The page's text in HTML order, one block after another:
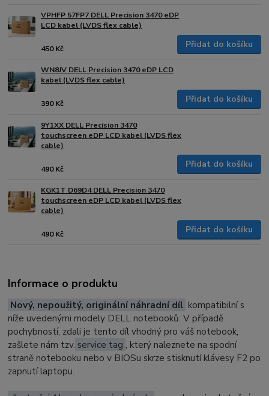
VPHFP 57FP7 DELL Precision 3470 eDP
LCD kabel (LVDS flex cable)
450 Kč Přidat do košíku
WN8JV DELL Precision 3470 eDP LCD
kabel (LVDS flex cable)
390 Kč Přidat do košíku
9Y1XX DELL Precision 3470
touchscreen eDP LCD kabel (LVDS flex
cable)
490 Kč Přidat do košíku
KGK1T D69D4 DELL Precision 3470
touchscreen eDP LCD kabel (LVDS flex
cable)
490 Kč Přidat do košíku
Informace o produktu
Nový, nepoužitý, originální náhradní díl kompatibilní s
níže uvedenými modely DELL notebooků. V případě
pochybností, zdali je tento díl vhodný pro váš notebook,
zašlete nám tzv. service tag , který naleznete na spodní
straně notebooku nebo v BIOSu skrze stisknutí klávesy F2 po
zapnutí laptopu.